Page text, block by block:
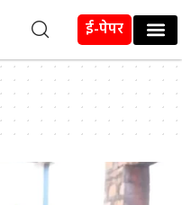
ई-पेपर